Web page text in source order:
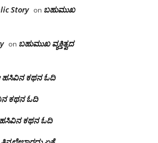
Story on ಬಹುಮುಖ
on ಬಹುಮುಖ ವ್ಯಕ್ತಿತ್ವದ
ಹಸಿವಿನ ಕಥನ ಓದಿ
ಕಥನ ಓದಿ
ಕಥನ ಓದಿ